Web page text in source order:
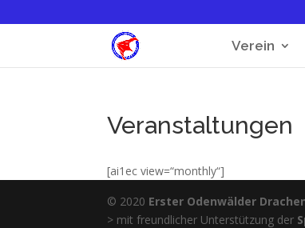
Verein
Veranstaltungen
[ai1ec view=“monthly“]
© 2020 Erster Odenwälder
> mit freundlicher Unterstützung der